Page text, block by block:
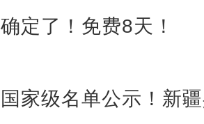
确定了！免费8天！
国家级名单公示！新